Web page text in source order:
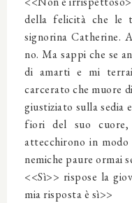
della felicità che le
signorina Catherine.
no. Ma sappi che se
di amarti e mi
carcerato che muore
giustiziato sulla sedia
fiori del suo
attecchirono in
nemiche paure ormai
<<Sì>> rispose la
mia risposta è sì>>